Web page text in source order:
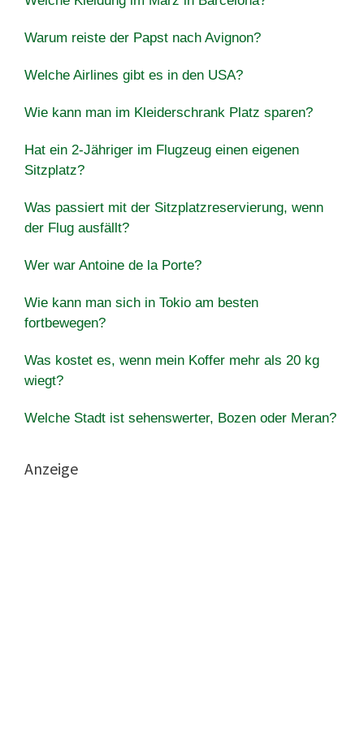
Warum reiste der Papst nach Avignon?
Welche Airlines gibt es in den USA?
Wie kann man im Kleiderschrank Platz sparen?
Hat ein 2-Jähriger im Flugzeug einen eigenen
Sitzplatz?
Was passiert mit der Sitzplatzreservierung, wenn
der Flug ausfällt?
Wer war Antoine de la Porte?
Wie kann man sich in Tokio am besten
fortbewegen?
Was kostet es, wenn mein Koffer mehr als 20 kg
wiegt?
Welche Stadt ist sehenswerter, Bozen oder Meran?
Anzeige